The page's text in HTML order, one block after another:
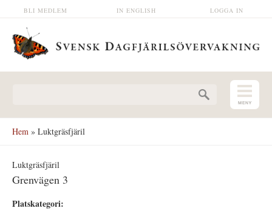
Hoppa till huvudinnehåll LOGGA IN
IN ENGLISH
BLI MEDLEM
Hem » Luktgräsfjäril
Luktgräsfjäril
Grenvägen 3
Platskategori: